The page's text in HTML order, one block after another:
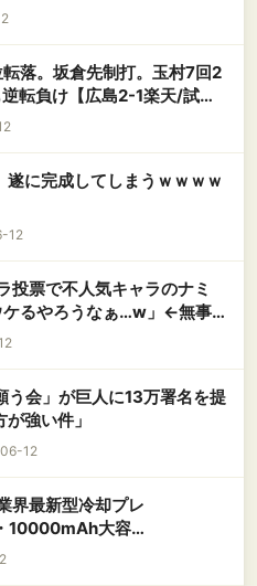
落。坂倉先制打。玉村7回2
転負け【広島2-1楽天/試合
遂に完成してしまうｗｗｗｗ
12
投票で不人気キャラのナミ
るやろうなぁ…w」←無事
う会」が巨人に13万署名を提
強い件」
12
界最新型冷却プレ
10000mAh大容
り付け/首掛け/手
199段階風力調節